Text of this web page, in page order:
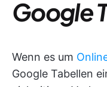
Google
Wenn es um
Google Tabellen